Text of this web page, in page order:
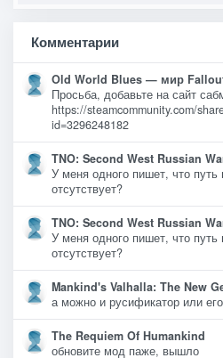
Комментарии
Old World Blues — мир
Просьба, добавьте на сайт
https://steamcommunity.com/
id=3296248182
TNO: Second West Russian
У меня одного пишет, что
отсутствует?
TNO: Second West Russian
У меня одного пишет, что
отсутствует?
Mankind's Valhalla: The New
а можно и русификатор или
The Requiem Of Humankind
обновите мод паже, вышло